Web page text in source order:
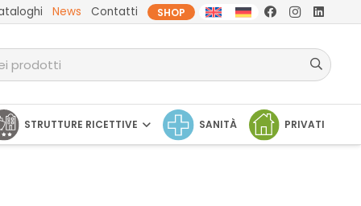
News Contatti SHOP
STRUTTURE RICETTIVE SANITÀ PRIVATI